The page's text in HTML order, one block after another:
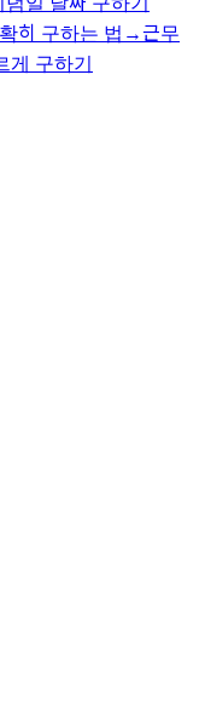
히 구하는 법 →근무
게 구하기